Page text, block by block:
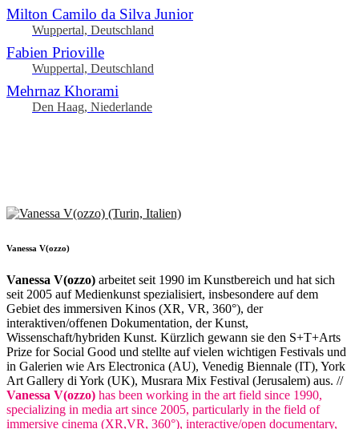
Milton Camilo da Silva Junior
Wuppertal, Deutschland
Fabien Prioville
Wuppertal, Deutschland
Mehrnaz Khorami
Den Haag, Niederlande
Vanessa V(ozzo)
Vanessa V(ozzo) arbeitet seit 1990 im Kunstbereich und hat sich
seit 2005 auf Medienkunst spezialisiert, insbesondere auf dem
Gebiet des immersiven Kinos (XR, VR, 360°), der
interaktiven/offenen Dokumentation, der Kunst,
Wissenschaft/hybriden Kunst. Kürzlich gewann sie den S+T+Arts
Prize for Social Good und stellte auf vielen wichtigen Festivals und
in Galerien wie Ars Electronica (AU), Venedig Biennale (IT), York
Art Gallery di York (UK), Musrara Mix Festival (Jerusalem) aus. //
Vanessa V(ozzo) has been working in the art field since 1990,
specializing in media art since 2005, particularly in the field of
immersive cinema (XR,VR, 360°), interactive/open documentary,